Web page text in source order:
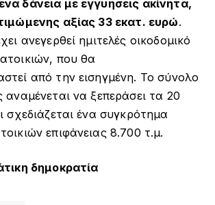
δάνεια με εγγυήσεις ακίνητα,
αξίας 33 εκατ. ευρώ.
ανεγερθεί ημιτελές οικοδομικό
που θα
από την εισηγμένη. Το σύνολο
αναμένεται να ξεπεράσει τα 20
σχεδιάζεται ένα συγκρότημα
επιφάνειας 8.700 τ.μ.
δημοκρατία